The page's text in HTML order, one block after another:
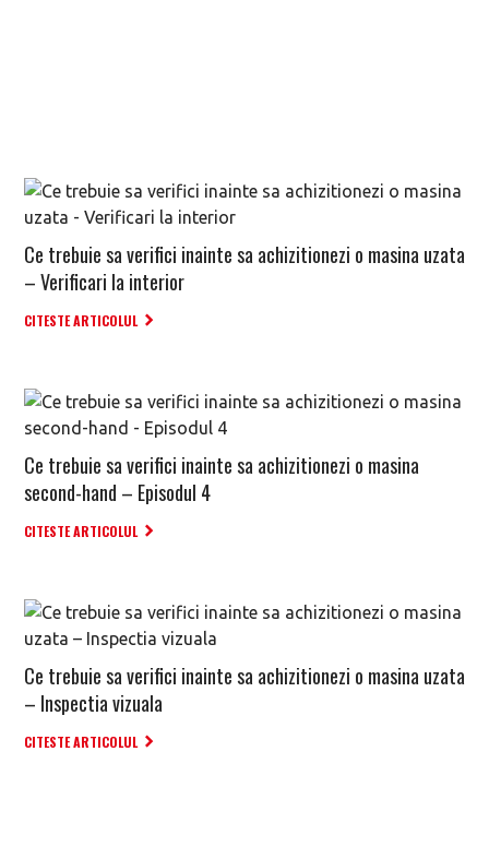
Ce trebuie sa verifici inainte sa achizitionezi o masina uzata
– Verificari la interior
CITESTE ARTICOLUL
Ce trebuie sa verifici inainte sa achizitionezi o masina
second-hand – Episodul 4
CITESTE ARTICOLUL
Ce trebuie sa verifici inainte sa achizitionezi o masina uzata
– Inspectia vizuala
CITESTE ARTICOLUL